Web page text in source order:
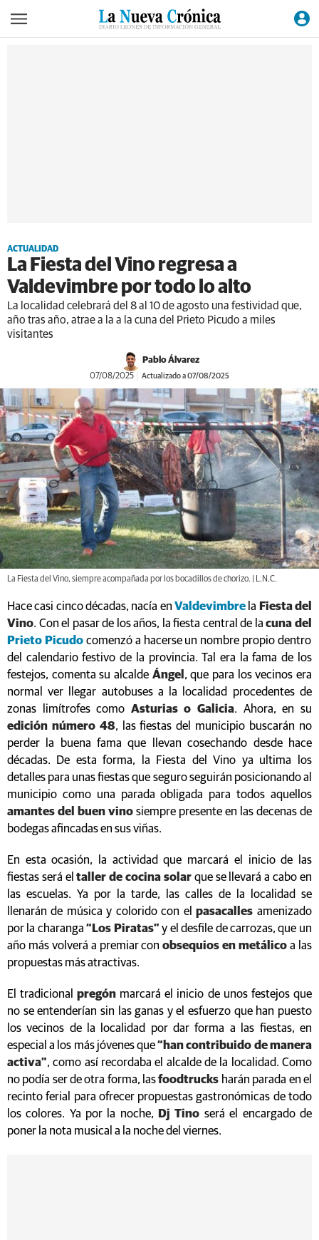
ACTUALIDAD
La Fiesta del Vino regresa a
Valdevimbre por todo lo alto
La localidad celebrará del 8 al 10 de agosto una festividad que,
año tras año, atrae a la a la cuna del Prieto Picudo a miles
visitantes
Pablo Álvarez
07/08/2025 Actualizado a 07/08/2025
La Fiesta del Vino, siempre acompañada por los bocadillos de chorizo. | L.N.C.
Hace casi cinco décadas, nacía en Valdevimbrela Fiesta del
Vino. Con el pasar de los años, la fiesta central de lacuna del
Prieto Picudo comenzó a hacerse un nombre propio dentro
del calendario festivo de la provincia. Tal era la fama de los
festejos, comenta su alcalde Ángel , que para los vecinos era
normal ver llegar autobuses a la localidad procedentes de
zonas limítrofes como Asturias o Galicia. Ahora, en su
edición número 48, las fiestas del municipio buscarán no
perder la buena fama que llevan cosechando desde hace
décadas. De esta forma, la Fiesta del Vino ya ultima los
detalles para unas fiestas que seguro seguirán posicionando al
municipio como una parada obligada para todos aquellos
amantes del buen vinosiempre presente en las decenas de
bodegas afincadas en sus viñas.
En esta ocasión, la actividad que marcará el inicio de las
fiestas será eltaller de cocina solarque se llevará a cabo en
las escuelas. Ya por la tarde, las calles de la localidad se
llenarán de música y colorido con elpasacalles amenizado
por la charanga“Los Piratas” y el desfile de carrozas, que un
año más volverá a premiar conobsequios en metálico a las
propuestas más atractivas.
El tradicionalpregón marcará el inicio de unos festejos que
no se entenderían sin las ganas y el esfuerzo que han puesto
los vecinos de la localidad por dar forma a las fiestas, en
especial a los más jóvenes que“han contribuido de manera
activa”, como así recordaba el alcalde de la localidad. Como
no podía ser de otra forma, lasfoodtrucks harán parada en el
recinto ferial para ofrecer propuestas gastronómicas de todo
los colores. Ya por la noche,
Dj Tino será el encargado de
poner la nota musical a la noche del viernes.